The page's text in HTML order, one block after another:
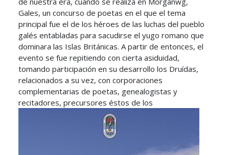
Gales, un concurso de poetas en el que el tema
principal fue el de los héroes de las luchas del pueblo
galés entabladas para sacudirse el yugo romano que
dominara las Islas Británicas. A partir de entonces, el
evento se fue repitiendo con cierta asiduidad,
tomando participación en su desarrollo los Druídas,
relacionados a su vez, con corporaciones
complementarias de poetas, genealogistas y
recitadores, precursores éstos de los